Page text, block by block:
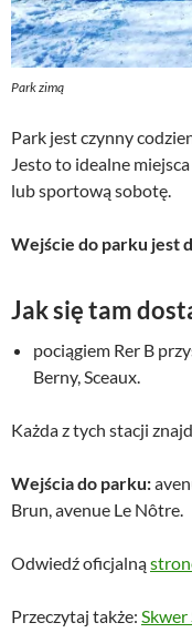
Park zimą
Park jest czynny
Jesto to idealne
lub sportową sobotę.
Wejście do parku jest
Jak się tam
pociągiem Rer B
Berny, Sceaux.
Każda z tych stacji
Wejścia do parku:
Brun, avenue Le Nôtre.
Odwiedź oficjalną
Przeczytaj także: